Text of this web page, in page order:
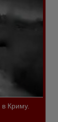
Криму.